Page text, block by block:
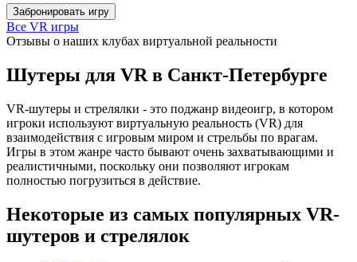
Забронировать игру
Все VR игры
Отзывы о наших клубах виртуальной реальности
Шутеры для VR в Санкт-Петербурге
VR-шутеры и стрелялки - это поджанр видеоигр, в котором
игроки используют виртуальную реальность (VR) для
взаимодействия с игровым миром и стрельбы по врагам.
Игры в этом жанре часто бывают очень захватывающими и
реалистичными, поскольку они позволяют игрокам
полностью погрузиться в действие.
Некоторые из самых популярных VR-
шутеров и стрелялок